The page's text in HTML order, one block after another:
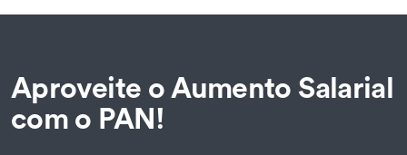
Aproveite o Aumento Salarial
com o PAN!